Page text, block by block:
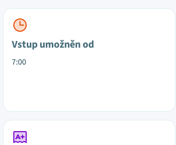
Vstup umožněn od
7:00